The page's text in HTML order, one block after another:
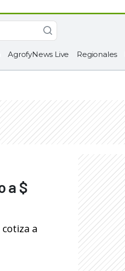
AgrofyNews Live Regionales
a $
a